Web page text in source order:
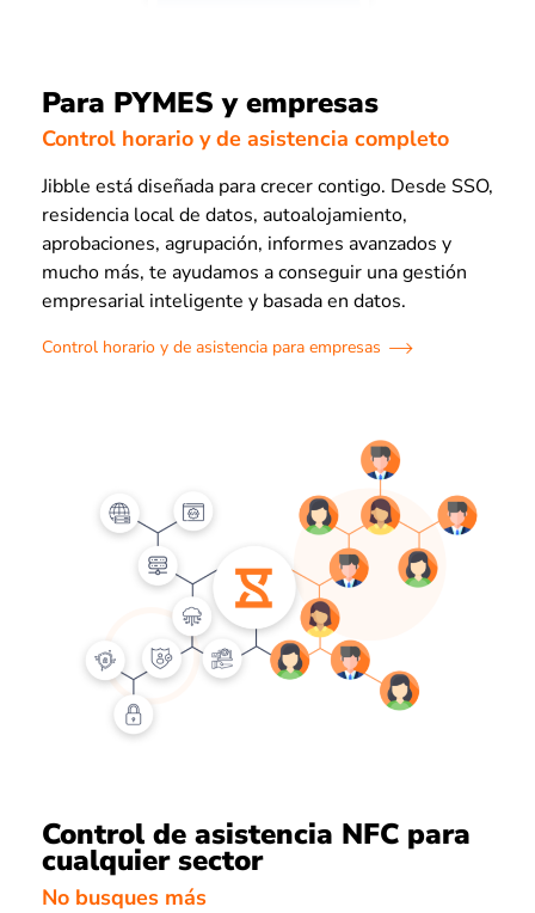
Para PYMES y empresas
Control horario y de asistencia completo
Jibble está diseñada para crecer contigo. Desde SSO,
residencia local de datos, autoalojamiento,
aprobaciones, agrupación, informes avanzados y
mucho más, te ayudamos a conseguir una gestión
empresarial inteligente y basada en datos.
Control horario y de asistencia para empresas
Control de asistencia NFC para
cualquier sector
No busques más